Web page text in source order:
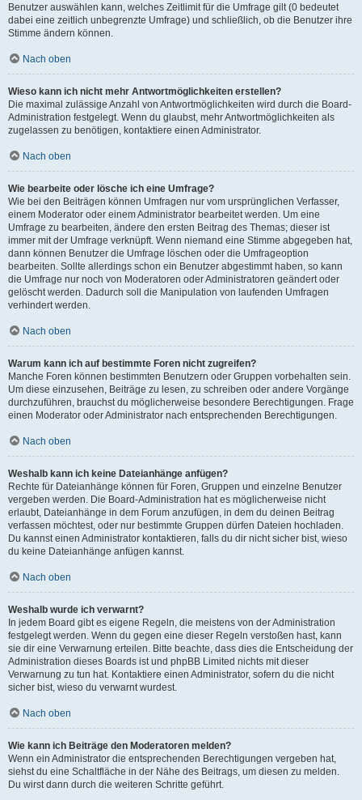
Benutzer auswählen kann, welches Zeitlimit für die Umfrage gilt (0 bedeutet
dabei eine zeitlich unbegrenzte Umfrage) und schließlich, ob die Benutzer ihre
Stimme ändern können.
Nach oben
Wieso kann ich nicht mehr Antwortmöglichkeiten erstellen?
Die maximal zulässige Anzahl von Antwortmöglichkeiten wird durch die Board-
Administration festgelegt. Wenn du glaubst, mehr Antwortmöglichkeiten als
zugelassen zu benötigen, kontaktiere einen Administrator.
Nach oben
Wie bearbeite oder lösche ich eine Umfrage?
Wie bei den Beiträgen können Umfragen nur vom ursprünglichen Verfasser,
einem Moderator oder einem Administrator bearbeitet werden. Um eine
Umfrage zu bearbeiten, ändere den ersten Beitrag des Themas; dieser ist
immer mit der Umfrage verknüpft. Wenn niemand eine Stimme abgegeben hat,
dann können Benutzer die Umfrage löschen oder die Umfrageoption
bearbeiten. Sollte allerdings schon ein Benutzer abgestimmt haben, so kann
die Umfrage nur noch von Moderatoren oder Administratoren geändert oder
gelöscht werden. Dadurch soll die Manipulation von laufenden Umfragen
verhindert werden.
Nach oben
Warum kann ich auf bestimmte Foren nicht zugreifen?
Manche Foren können bestimmten Benutzern oder Gruppen vorbehalten sein.
Um diese einzusehen, Beiträge zu lesen, zu schreiben oder andere Vorgänge
durchzuführen, brauchst du möglicherweise besondere Berechtigungen. Frage
einen Moderator oder Administrator nach entsprechenden Berechtigungen.
Nach oben
Weshalb kann ich keine Dateianhänge anfügen?
Rechte für Dateianhänge können für Foren, Gruppen und einzelne Benutzer
vergeben werden. Die Board-Administration hat es möglicherweise nicht
erlaubt, Dateianhänge in dem Forum anzufügen, in dem du deinen Beitrag
verfassen möchtest, oder nur bestimmte Gruppen dürfen Dateien hochladen.
Du kannst einen Administrator kontaktieren, falls du dir nicht sicher bist, wieso
du keine Dateianhänge anfügen kannst.
Nach oben
Weshalb wurde ich verwarnt?
In jedem Board gibt es eigene Regeln, die meistens von der Administration
festgelegt werden. Wenn du gegen eine dieser Regeln verstoßen hast, kann
sie dir eine Verwarnung erteilen. Bitte beachte, dass dies die Entscheidung der
Administration dieses Boards ist und phpBB Limited nichts mit dieser
Verwarnung zu tun hat. Kontaktiere einen Administrator, sofern du die nicht
sicher bist, wieso du verwarnt wurdest.
Nach oben
Wie kann ich Beiträge den Moderatoren melden?
Wenn ein Administrator die entsprechenden Berechtigungen vergeben hat,
siehst du eine Schaltfläche in der Nähe des Beitrags, um diesen zu melden.
Du wirst dann durch die weiteren Schritte geführt.